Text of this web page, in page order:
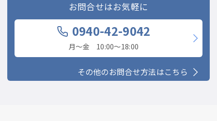
お問合せはお気軽に
0940-42-9042
月〜金 10:00〜18:00
その他のお問合せ方法はこちら